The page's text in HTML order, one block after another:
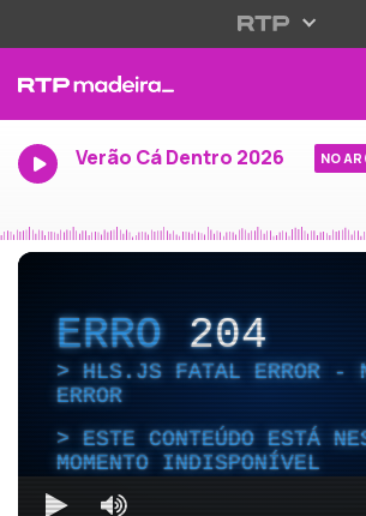
Verão Cá Dentro 2026 NO AR
ERRO204
HLS.JS FATAL ERROR -
ERROR
ESTE CONTEÚDO ESTÁ
MOMENTO INDISPONÍVEL